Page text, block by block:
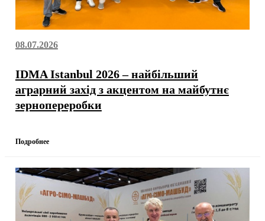
08.07.2026
IDMA Istanbul 2026 – найбільший
аграрний захід з акцентом на майбутнє
зернопереробки
Подробнее